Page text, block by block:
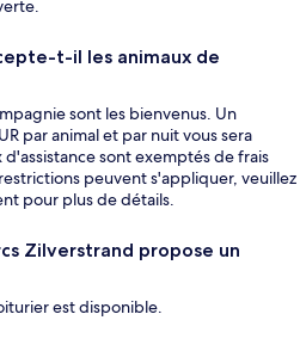
t-il les animaux de
sont les bienvenus. Un
par animal et par nuit vous sera
d'assistance sont exemptés de frais
peuvent s'appliquer, veuillez
pour plus de détails.
Zilverstrand propose un
est disponible.